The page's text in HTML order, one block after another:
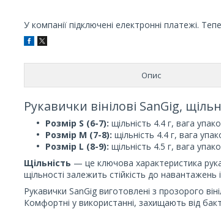
У компанії підключені електронні платежі.
Опис
Рукавички вінілові SanGig,
Розмір S (6-7): щільність 4.4 г, вага
Розмір M (7-8): щільність 4.4 г, вага
Розмір L (8-9): щільність 4.5 г, вага
Щільність — це ключова характеристика
щільності залежить стійкість до навантажень і
Рукавички SanGig виготовлені з прозорого
Комфортні у використанні, захищають від